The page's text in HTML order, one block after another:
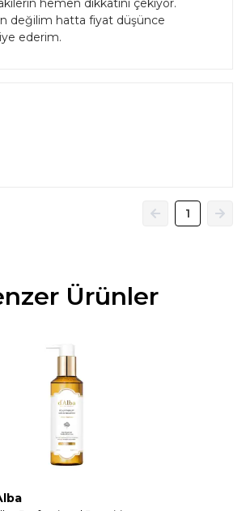
hemen dikkatini çekiyor.
değilim hatta fiyat düşünce
ederim.
1
Ürünler